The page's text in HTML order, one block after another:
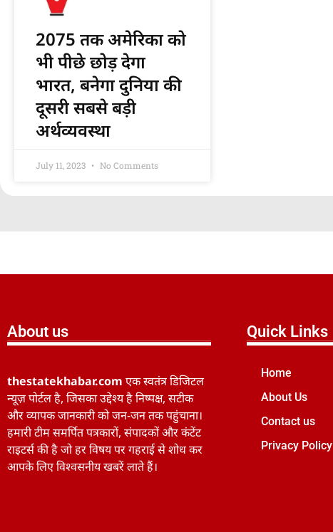
2075 तक अमेरिका को
भी पीछे छोड़ देगा
भारत, बनेगा दुनिया की
दूसरी सबसे बड़ी
अर्थव्यवस्था
July 11, 2023 No Comments
About us
thestatekhabar.com एक स्वतंत्र डिजिटल
न्यूज़ पोर्टल है, जिसका उद्देश्य है निष्पक्ष, सटीक
और व्यापक जानकारी को जन-जन तक पहुंचाना।
हमारी टीम समर्पित पत्रकारों, संपादकों और कंटेंट
राइटर्स की है जो हर विषय पर गहराई से शोध कर
आपके लिए विश्वसनीय खबरें लाते हैं।
Quick Links
Home
About Us
Contact us
Privacy Policy